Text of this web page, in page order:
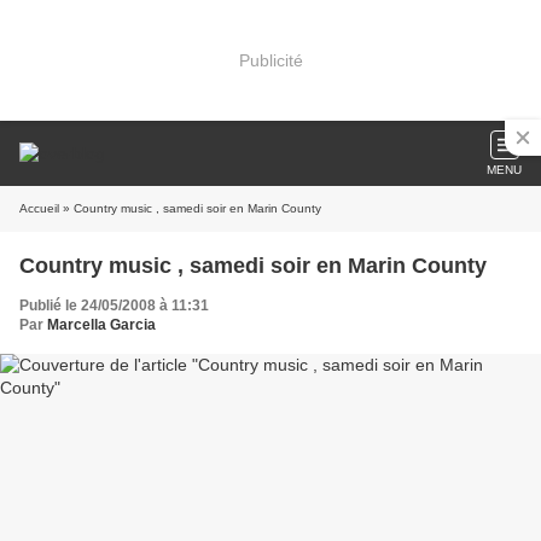
Publicité
MENU
Accueil » Country music , samedi soir en Marin County
Country music , samedi soir en Marin County
Publié le 24/05/2008 à 11:31
Par Marcella Garcia